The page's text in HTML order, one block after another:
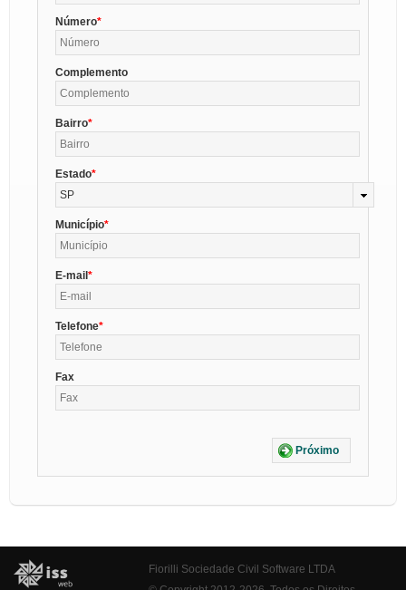
Número
Complemento
Bairro
Estado
SP
Município
E-mail
Telefone
Fax
Próximo
Fiorilli Sociedade Civil Software LTDA